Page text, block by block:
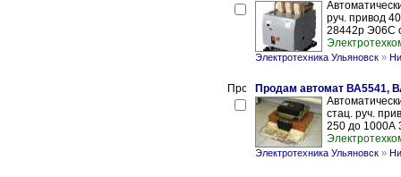
руч. привод
28442р Э06С
Электротехника Ульяновск »
Продам автомат ВА5541,
стац. руч.
250 до 1000А
Электротехника Ульяновск »